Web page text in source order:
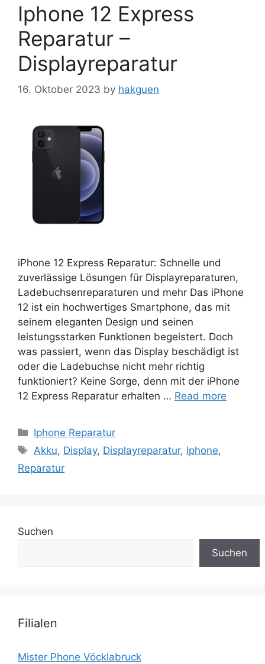
Iphone 12 Express
Reparatur –
Displayreparatur
16. Oktober 2023 by hakguen
iPhone 12 Express Reparatur: Schnelle und
zuverlässige Lösungen für Displayreparaturen,
Ladebuchsenreparaturen und mehr Das iPhone
12 ist ein hochwertiges Smartphone, das mit
seinem eleganten Design und seinen
leistungsstarken Funktionen begeistert. Doch
was passiert, wenn das Display beschädigt ist
oder die Ladebuchse nicht mehr richtig
funktioniert? Keine Sorge, denn mit der iPhone
12 Express Reparatur erhalten … Read more
Categories
Iphone Reparatur
Tags
Akku, Display, Displayreparatur, Iphone,
Reparatur
Suchen
Suchen
Filialen
Mister Phone Vöcklabruck